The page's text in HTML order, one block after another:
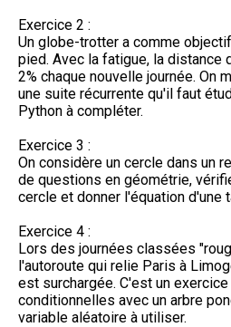
Exercice 2 :
Un globe-trotter a comme
pied. Avec la fatigue, la distance
2% chaque nouvelle journée. On
une suite récurrente qu'il faut
Python à compléter.
Exercice 3 :
On considère un cercle dans un
de questions en géométrie,
cercle et donner l'équation d'une
Exercice 4 :
Lors des journées classées
l'autoroute qui relie Paris à
est surchargée. C'est un
conditionnelles avec un arbre
variable aléatoire à utiliser.